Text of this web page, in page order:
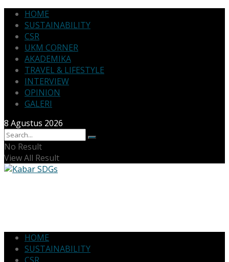
HOME
SUSTAINABILITY
CSR
UKM CORNER
AKADEMIKA
TRAVEL & LIFESTYLE
INTERVIEW
OPINION
GALERI
8 Agustus 2026
No Result
View All Result
HOME
SUSTAINABILITY